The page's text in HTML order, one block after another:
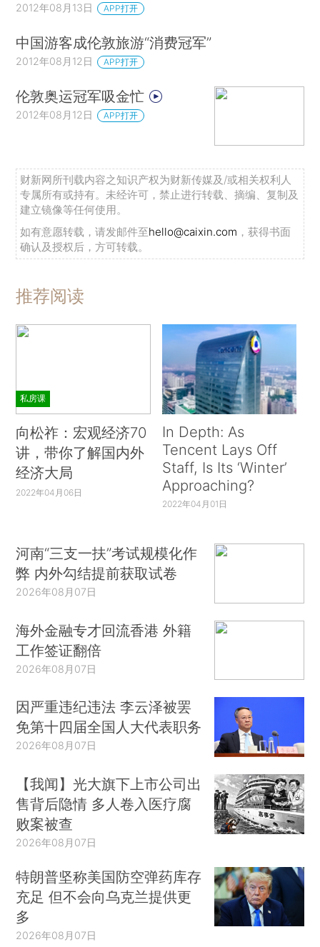
2012年08月13日 APP打开
中国游客成伦敦旅游“消费冠军”
2012年08月12日 APP打开
伦敦奥运冠军吸金忙
2012年08月12日 APP打开
财新网所刊载内容之知识产权为财新传媒及/或相关权利人
专属所有或持有。未经许可，禁止进行转载、摘编、复制及
建立镜像等任何使用。
如有意愿转载，请发邮件至hello@caixin.com ，获得书面
确认及授权后，方可转载。
推荐阅读
私房课
向松祚：宏观经济70
讲，带你了解国内外
经济大局
2022年04月06日
In Depth: As
Tencent Lays Off
Staff, Is Its ‘Winter’
Approaching?
2022年04月01日
河南“三支一扶”考试规模化作
弊 内外勾结提前获取试卷
2026年08月07日
海外金融专才回流香港 外籍
工作签证翻倍
2026年08月07日
因严重违纪违法 李云泽被罢
免第十四届全国人大代表职务
2026年08月07日
【我闻】光大旗下上市公司出
售背后隐情 多人卷入医疗腐
败案被查
2026年08月07日
特朗普坚称美国防空弹药库存
充足 但不会向乌克兰提供更
多
2026年08月07日